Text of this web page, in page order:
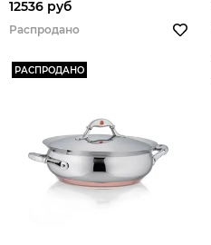
12536 руб
Распродано
РАСПРОДАНО